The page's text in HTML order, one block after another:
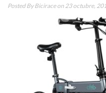
Posted ByBiciraceon 23 octubre,